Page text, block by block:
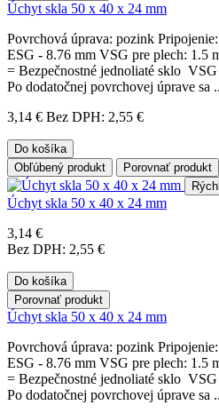
Úchyt skla 50 x 40 x 24 mm
Povrchová úprava: pozink
ESG - 8.76 mm VSG pre plech: 1.5
= Bezpečnostné jednoliaté sklo
Po dodatočnej povrchovej úprave sa ..
3,14 € Bez DPH: 2,55 €
Do košíka
Obľúbený produkt
Porovnať produkt
Úchyt skla 50 x 40 x 24 mm
3,14 €
Bez DPH: 2,55 €
Do košíka
Porovnať produkt
Úchyt skla 50 x 40 x 24 mm
Povrchová úprava: pozink
ESG - 8.76 mm VSG pre plech: 1.5
= Bezpečnostné jednoliaté sklo
Po dodatočnej povrchovej úprave sa ..